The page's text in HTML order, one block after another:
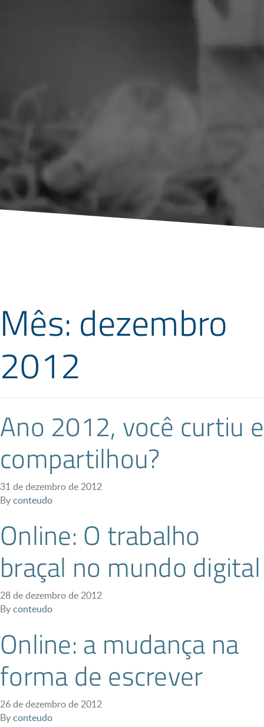
Mês: dezembro
2012
Ano 2012, você curtiu e
compartilhou?
31 de dezembro de 2012
Byconteudo
Online: O trabalho
braçal no mundo digital
28 de dezembro de 2012
Byconteudo
Online: a mudança na
forma de escrever
26 de dezembro de 2012
Byconteudo